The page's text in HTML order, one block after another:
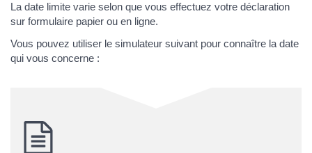
La date limite varie selon que vous effectuez votre déclaration
sur formulaire papier ou en ligne.
Vous pouvez utiliser le simulateur suivant pour connaître la date
qui vous concerne :